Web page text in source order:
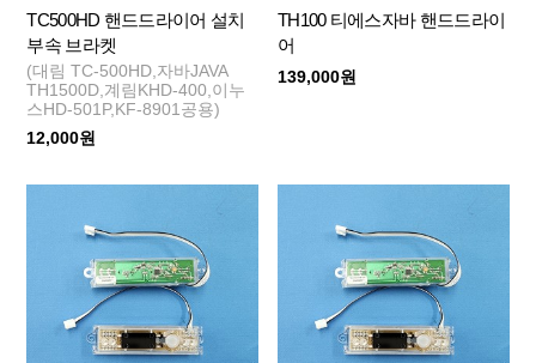
TC500HD 핸드드라이어 설치
부속 브라켓
(대림 TC-500HD,자바JAVA
TH1500D,계림KHD-400,이누
스HD-501P,KF-8901공용)
12,000원
TH100 티에스자바 핸드드라이
어
139,000원